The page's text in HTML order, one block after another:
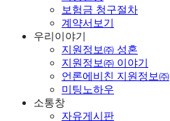
보험금 청구절차
계약서보기
우리이야기
지원정보㈜ 성혼
지원정보㈜ 이야기
언론에비친 지원정보㈜
미팅노하우
소통창
자유게시판